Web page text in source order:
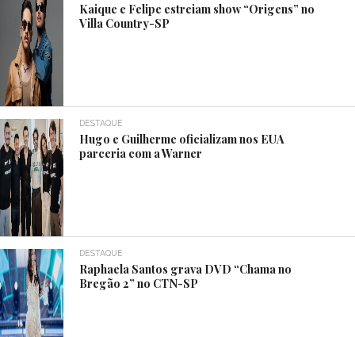
Kaique e Felipe estreiam show “Origens” no
Villa Country-SP
DESTAQUE
Hugo e Guilherme oficializam nos EUA
parceria com a Warner
DESTAQUE
Raphaela Santos grava DVD “Chama no
Bregão 2” no CTN-SP